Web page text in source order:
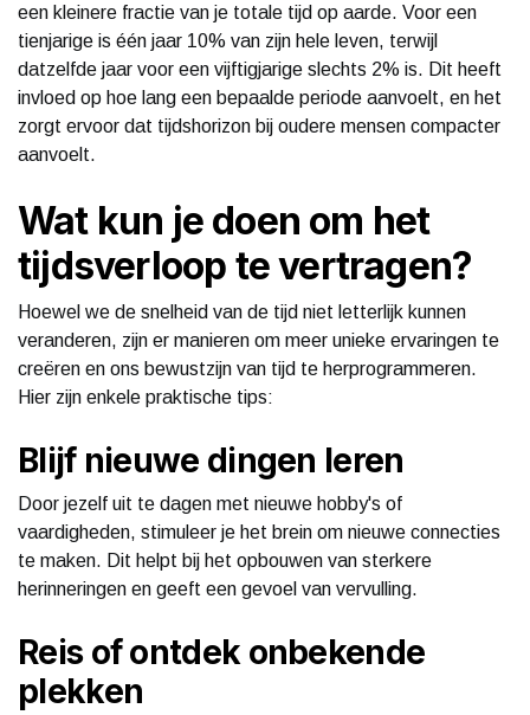
een kleinere fractie van je totale tijd op aarde. Voor een
tienjarige is één jaar 10% van zijn hele leven, terwijl
datzelfde jaar voor een vijftigjarige slechts 2% is. Dit heeft
invloed op hoe lang een bepaalde periode aanvoelt, en het
zorgt ervoor dat tijdshorizon bij oudere mensen compacter
aanvoelt.
Wat kun je doen om het
tijdsverloop te vertragen?
Hoewel we de snelheid van de tijd niet letterlijk kunnen
veranderen, zijn er manieren om meer unieke ervaringen te
creëren en ons bewustzijn van tijd te herprogrammeren.
Hier zijn enkele praktische tips:
Blijf nieuwe dingen leren
Door jezelf uit te dagen met nieuwe hobby's of
vaardigheden, stimuleer je het brein om nieuwe connecties
te maken. Dit helpt bij het opbouwen van sterkere
herinneringen en geeft een gevoel van vervulling.
Reis of ontdek onbekende
plekken